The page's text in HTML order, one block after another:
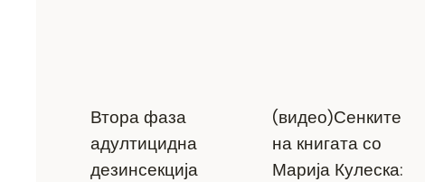
Втора фаза
адултицидна
дезинсекција
(видео)Сенките
на книгата со
Марија Кулеска: